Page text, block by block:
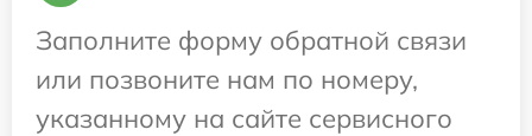
Заполните форму обратной связи
или позвоните нам по номеру,
указанному на сайте сервисного